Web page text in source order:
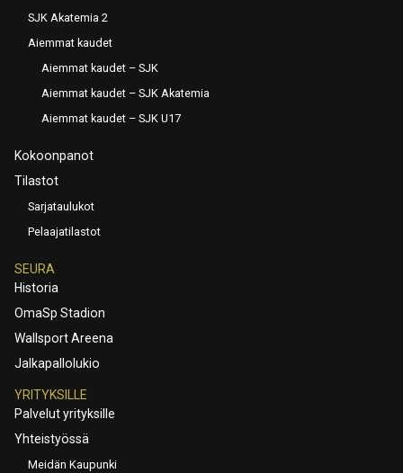
SJK Akatemia 2
Aiemmat kaudet
Aiemmat kaudet – SJK
Aiemmat kaudet – SJK Akatemia
Aiemmat kaudet – SJK U17
Kokoonpanot
Tilastot
Sarjataulukot
Pelaajatilastot
SEURA
Historia
OmaSp Stadion
Wallsport Areena
Jalkapallolukio
YRITYKSILLE
Palvelut yrityksille
Yhteistyössä
Meidän Kaupunki